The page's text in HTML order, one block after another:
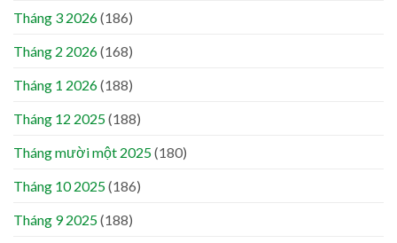
Tháng 3 2026(186)
Tháng 2 2026(168)
Tháng 1 2026(188)
Tháng 12 2025(188)
Tháng mười một 2025(180)
Tháng 10 2025(186)
Tháng 9 2025(188)